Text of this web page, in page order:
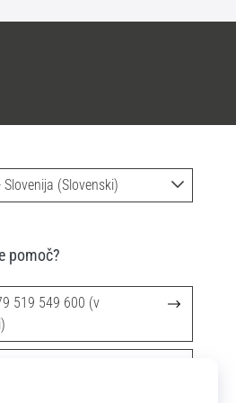
Slovenija (Slovenski)
pomoč?
519 549 600 (v